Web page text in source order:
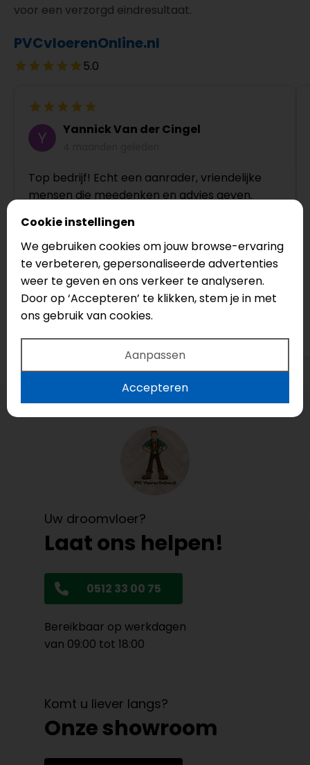
voor een verzorgd eindresultaat.
PVCvloerenOnline.nl
5.0
Yannick Van der Cingel
Top bedrijf! Echt een aanrader, vriendelijke
mensen die meedenken en advies geven.
Cookie instellingen
We gebruiken cookies om jouw browse-ervaring
te verbeteren, gepersonaliseerde advertenties
weer te geven en ons verkeer te analyseren.
Door op ‘Accepteren’ te klikken, stem je in met
ons gebruik van cookies.
Aanpassen
Accepteren
Uw droomvloer?
Laat ons helpen!
0512 33 00 75
Bereikbaar op werkdagen
van 09:00 tot 18:00
Komt u liever langs?
Onze showroom